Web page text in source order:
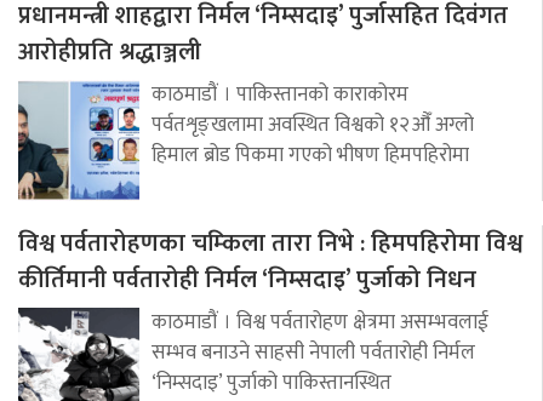
प्रधानमन्त्री शाहद्वारा निर्मल ‘निम्सदाइ’ पुर्जासहित दिवंगत
आरोहीप्रति श्रद्धाञ्जली
काठमाडौं । पाकिस्तानको काराकोरम
पर्वतशृङ्खलामा अवस्थित विश्वको १२औँ अग्लो
हिमाल ब्रोड पिकमा गएको भीषण हिमपहिरोमा
विश्व पर्वतारोहणका चम्किला तारा निभे : हिमपहिरोमा विश्व
कीर्तिमानी पर्वतारोही निर्मल ‘निम्सदाइ’ पुर्जाको निधन
काठमाडौं । विश्व पर्वतारोहण क्षेत्रमा असम्भवलाई
सम्भव बनाउने साहसी नेपाली पर्वतारोही निर्मल
‘निम्सदाइ’ पुर्जाको पाकिस्तानस्थित